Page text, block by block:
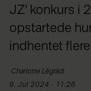
JZ' konkurs i
opstartede
indhentet
Charlotte Légrádi
9. Jul 2024 - 11:26